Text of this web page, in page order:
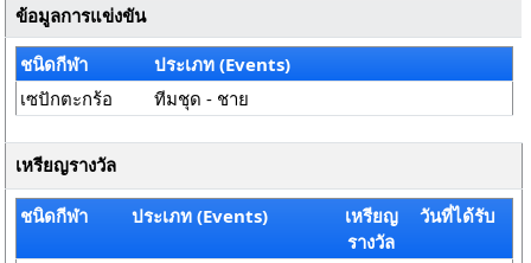
ข้อมูลการแข่งขัน
ชนิดกีฬา
ประเภท (Events)
เซปักตะกร้อ
ทีมชุด - ชาย
เหรียญรางวัล
ชนิดกีฬา ประเภท (Events)
เหรียญ
รางวัล
วันที่ได้รับ